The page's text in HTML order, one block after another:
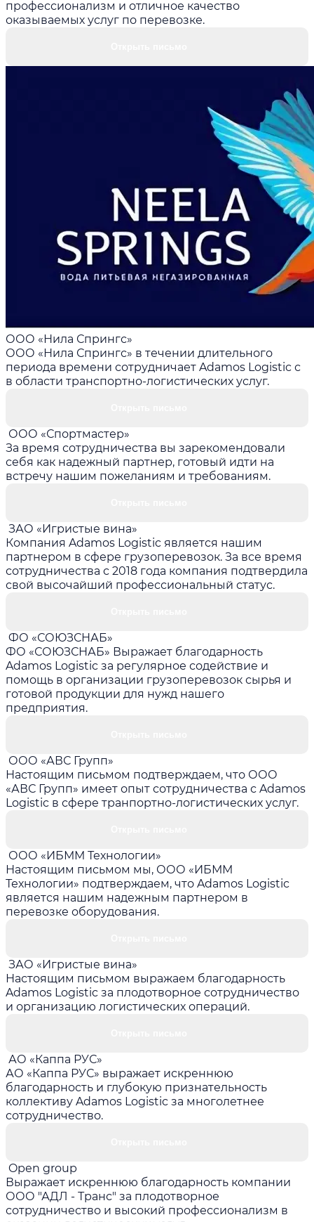
профессионализм и отличное качество
оказываемых услуг по перевозке.
ООО «Нила Спрингс»
ООО «Нила Спрингс» в течении длительного
периода времени сотрудничает Adamos Logistic с
в области транспортно-логистических услуг.
ООО «Спортмастер»
За время сотрудничества вы зарекомендовали
себя как надежный партнер, готовый идти на
встречу нашим пожеланиям и требованиям.
ЗАО «Игристые вина»
Компания Adamos Logistic является нашим
партнером в сфере грузоперевозок. За все время
сотрудничества с 2018 года компания подтвердила
свой высочайший профессиональный статус.
ФО «СОЮЗСНАБ»
ФО «СОЮЗСНАБ» Выражает благодарность
Adamos Logistic за регулярное содействие и
помощь в организации грузоперевозок сырья и
готовой продукции для нужд нашего
предприятия.
ООО «АВС Групп»
Настоящим письмом подтверждаем, что ООО
«АВС Групп» имеет опыт сотрудничества с Adamos
Logistic в сфере транпортно-логистических услуг.
ООО «ИБММ Технологии»
Настоящим письмом мы, ООО «ИБММ
Технологии» подтверждаем, что Adamos Logistic
является нашим надежным партнером в
перевозке оборудования.
ЗАО «Игристые вина»
Настоящим письмом выражаем благодарность
Adamos Logistic за плодотворное сотрудничество
и организацию логистических операций.
АО «Каппа РУС»
АО «Каппа РУС» выражает искреннюю
благодарность и глубокую признательность
коллективу Adamos Logistic за многолетнее
сотрудничество.
Open group
Выражает искреннюю благодарность компании
ООО "АДЛ - Транс" за плодотворное
сотрудничество и высокий профессионализм в